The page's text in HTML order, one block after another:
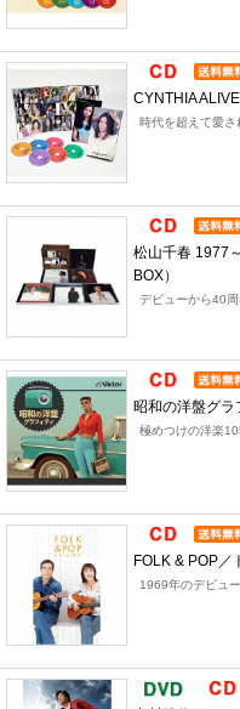
CYNTHIA
時代を超えて愛さ
松山千春 1977
BOX）
デビューから40
昭和の洋盤グラ
極めつけの洋楽
FOLK & POP
1969年のデビュ